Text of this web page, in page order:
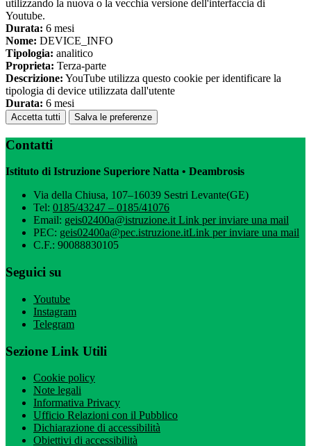
utilizzando la nuova o la vecchia versione dell'interfaccia di
Youtube.
Durata: 6 mesi
Nome: DEVICE_INFO
Tipologia: analitico
Proprieta: Terza-parte
Descrizione: YouTube utilizza questo cookie per identificare la
tipologia di device utilizzata dall'utente
Durata: 6 mesi
Accetta tutti Salva le preferenze
Contatti
Istituto di Istruzione Superiore Natta • Deambrosis
Via della Chiusa, 107–16039 Sestri Levante(GE)
Tel: 0185/43247 – 0185/41076
Email: geis02400a@istruzione.itLink per inviare una mail
PEC: geis02400a@pec.istruzione.itLink per inviare una mail
C.F.: 90088830105
Seguici su
Youtube
Instagram
Telegram
Sezione Link Utili
Cookie policy
Note legali
Informativa Privacy
Ufficio Relazioni con il Pubblico
Dichiarazione di accessibilità
Obiettivi di accessibilità